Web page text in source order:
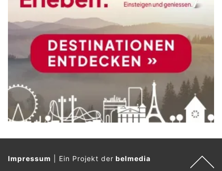
Impressum Ein Projekt derbelmedia